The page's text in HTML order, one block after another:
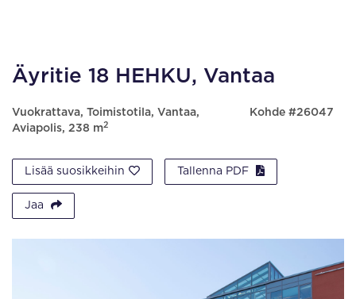
Äyritie 18 HEHKU, Vantaa
Vuokrattava, Toimistotila, Vantaa,
Aviapolis, 238 m2
Kohde #26047
Lisää suosikkeihin Tallenna PDF
Jaa